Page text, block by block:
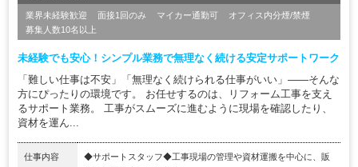
業界未経験歓迎 面接1回のみ マイカー通勤可
オフィス内分煙/禁煙
募集人数10名以上
未経験でも安心！シンプル業務で無理なく続ける安定サポートワーク
「難しい仕事は不安」「無理なく続けられる仕事がいい」——そんな
方にぴったりの環境です。 お任せするのは、リフォーム工事を支え
るサポート業務。 工事がスムーズに進むように現場を確認したり、
資材を運ん...
仕事内容
◆サポートスタッフ◆工事現場の管理や資材運搬を中⼼に、販